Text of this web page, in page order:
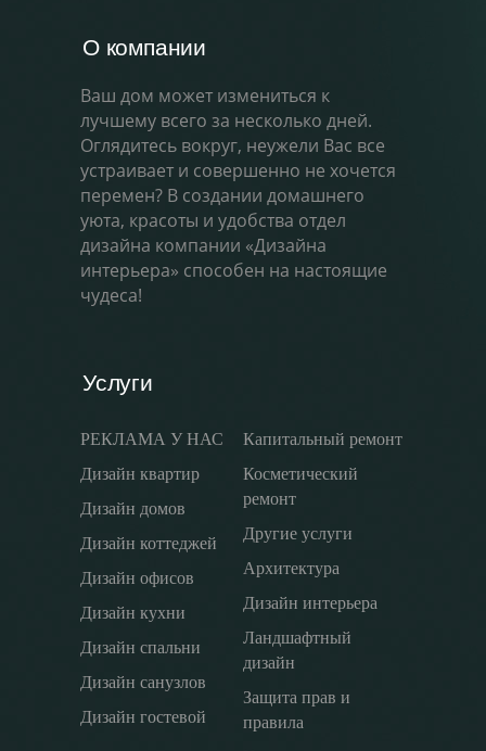
О компании
Ваш дом может измениться к
лучшему всего за несколько дней.
Оглядитесь вокруг, неужели Вас все
устраивает и совершенно не хочется
перемен? В создании домашнего
уюта, красоты и удобства отдел
дизайна компании «Дизайна
интерьера» способен на настоящие
чудеса!
Услуги
РЕКЛАМА У НАС
Дизайн квартир
Дизайн домов
Дизайн коттеджей
Дизайн офисов
Дизайн кухни
Дизайн спальни
Дизайн санузлов
Дизайн гостевой
Капитальный ремонт
Косметический
ремонт
Другие услуги
Архитектура
Дизайн интерьера
Ландшафтный
дизайн
Защита прав и
правила